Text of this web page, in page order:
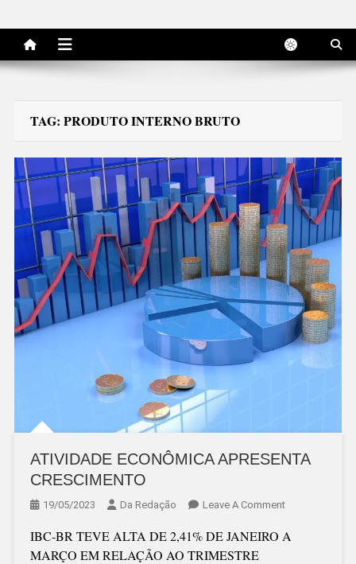
TAG: PRODUTO INTERNO BRUTO
ATIVIDADE ECONÔMICA APRESENTA
CRESCIMENTO
19/05/2023 Da Redação Leave A CommentOn
ECONÔMICA
IBC-BR TEVE ALTA DE 2,41% DE JANEIRO A
MARÇO EM RELAÇÃO AO TRIMESTRE